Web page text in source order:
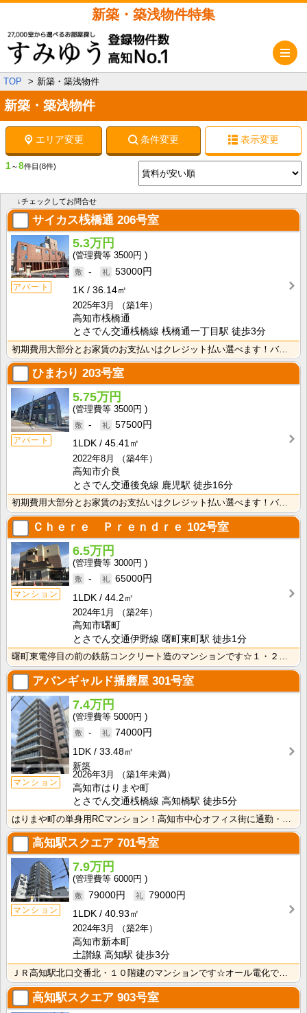
新築・築浅物件特集
TOP 新築・築浅物件
新築・築浅物件
エリア変更 条件変更 表示変更
1～8件目 (8件)
↓チェックしてお問合せ
サイカス桟橋通 206号室
アパート
5.3万円
3500円
-
53000円
1K
36.14㎡
2025年3月
（築1年）
高知市桟橋通
とさでん交通桟橋線 桟橋通一丁目駅 徒歩3分
初期費用大部分とお家賃のお支払いはクレジット払い選べます！バス・トイレ別なので、ゆったり湯船に浸かれ･･･
ひまわり 203号室
アパート
5.75万円
3500円
-
57500円
1LDK
45.41㎡
2022年8月
（築4年）
高知市介良
とさでん交通後免線 鹿児駅 徒歩16分
初期費用大部分とお家賃のお支払いはクレジット払い選べます！バス・トイレ別なので、ゆったり湯船に浸かれ･･･
Ｃｈｅｒｅ Ｐｒｅｎｄｒｅ 102号室
マンション
6.5万円
3000円
-
65000円
1LDK
44.2㎡
2024年1月
（築2年）
高知市曙町
とさでん交通伊野線 曙町東町駅 徒歩1分
曙町東電停目の前の鉄筋コンクリート造のマンションです☆１・２・３号室と間取がそれぞれ違っていますが、･･･
アバンギャルド播磨屋 301号室
マンション
7.4万円
5000円
-
74000円
1DK
33.48㎡
新築
2026年3月
（築1年未満）
高知市はりまや町
とさでん交通桟橋線 高知橋駅 徒歩5分
高知駅スクエア 701号室
マンション
7.9万円
6000円
79000円
79000円
1LDK
40.93㎡
2024年3月
（築2年）
高知市新本町
土讃線 高知駅 徒歩3分
高知駅スクエア 903号室